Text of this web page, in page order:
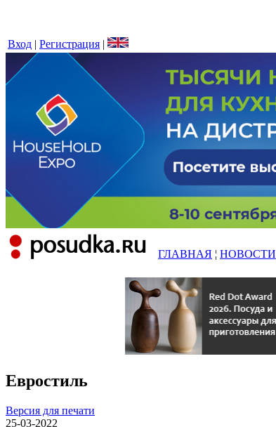
Вход | Регистрация |
ГЛАВНАЯ ¦ НОВОСТИ
Евростиль
Версия для печати
25-03-2022